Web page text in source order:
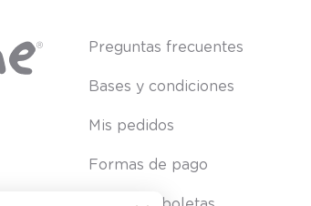
Preguntas frecuentes
Bases y condiciones
Mis pedidos
Formas de pago